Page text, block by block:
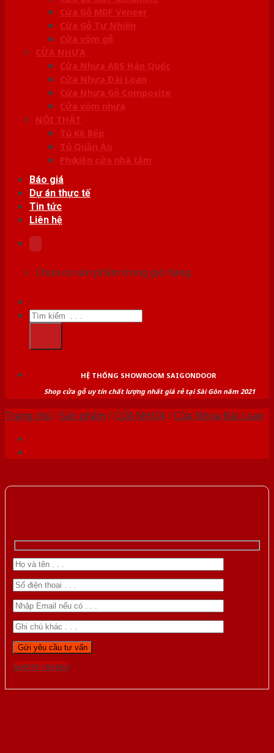
Cửa Gỗ MDF Veneer
Cửa Gỗ Tự Nhiên
Cửa vòm gỗ
CỬA NHỰA
Cửa Nhựa ABS Hàn Quốc
Cửa Nhựa Đài Loan
Cửa Nhựa Gỗ Composite
Cửa vòm nhựa
NỘI THẤT
Tủ Kệ Bếp
Tủ Quần Áo
Phụ kiện cửa nhà tắm
Báo giá
Dự án thực tế
Tin tức
Liên hệ
Chưa có sản phẩm trong giỏ hàng.
Tìm
kiếm:
HỆ THỐNG SHOWROOM SAIGONDOOR
Shop cửa gỗ uy tín chất lượng nhất giá rẻ tại Sài Gòn năm 2021
Trang chủ /Sản phẩm /CỬA NHỰA/Cửa Nhựa Đài Loan
Gọi 0976.169.864